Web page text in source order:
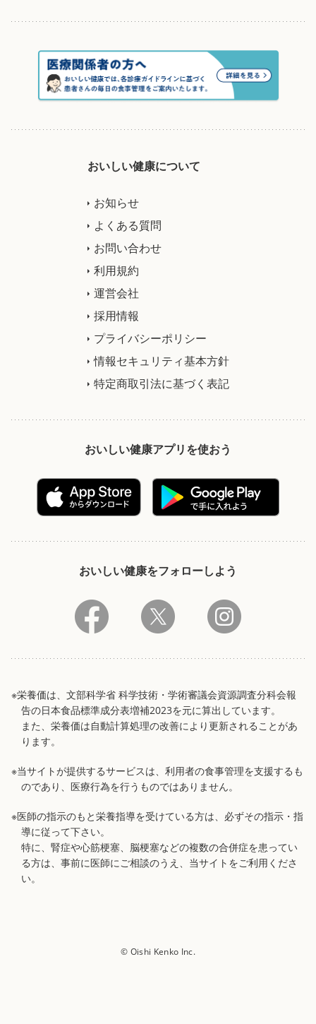
おいしい健康について
お知らせ
よくある質問
お問い合わせ
利用規約
運営会社
採用情報
プライバシーポリシー
情報セキュリティ基本方針
特定商取引法に基づく表記
おいしい健康アプリを使おう
おいしい健康をフォローしよう
※栄養価は、文部科学省 科学技術・学術審議会資源調査分科会報
告の日本食品標準成分表増補2023を元に算出しています。
また、栄養価は自動計算処理の改善により更新されることがあ
ります。
※当サイトが提供するサービスは、利用者の食事管理を支援するも
のであり、医療行為を行うものではありません。
※医師の指示のもと栄養指導を受けている方は、必ずその指示・指
導に従って下さい。
特に、腎症や心筋梗塞、脳梗塞などの複数の合併症を患ってい
る方は、事前に医師にご相談のうえ、当サイトをご利用くださ
い。
© Oishi Kenko Inc.